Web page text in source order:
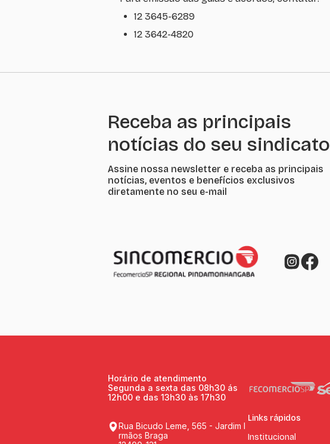
12 3645-6289
12 3642-4820
Receba as principais
notícias do seu sindicato
Assine nossa newsletter e receba as principais
notícias, eventos e benefícios exclusivos
diretamente no seu e-mail
Horário de atendimento
Segunda a sexta das 08h30 ás
12h00 e das 13h30 às 17h30
Rua Bicudo Leme, 565 - Jardim I
rmãos Braga
Links rápidos
Institucional